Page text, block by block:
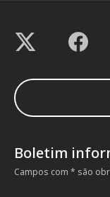
Boletim
Campos com * são